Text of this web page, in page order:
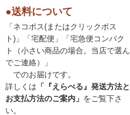
●送料について
「ネコポス(またはクリックポス
ト)」「宅配便」「宅急便コンパク
ト（小さい商品の場合。当店で選ん
でご連絡）」
でのお届けです。
詳しくは 「『えらべる』発送方法と
お支払方法のご案内」 をご覧下さ
い。